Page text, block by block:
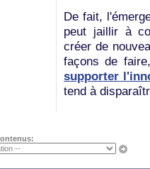
De fait,
peut jaillir à
créer de
façons de
supporter
tend à